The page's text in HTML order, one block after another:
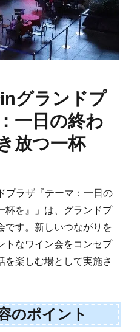
グランドプ
一日の終わ
放つ一杯
プラザ『テーマ：一日の
杯を』」は、グランドプ
です。新しいつながりを
トなワイン会をコンセプ
を楽しむ場として実施さ
のポイント